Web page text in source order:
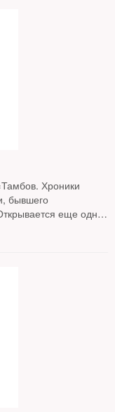
Хроники
бывшего
еще одна